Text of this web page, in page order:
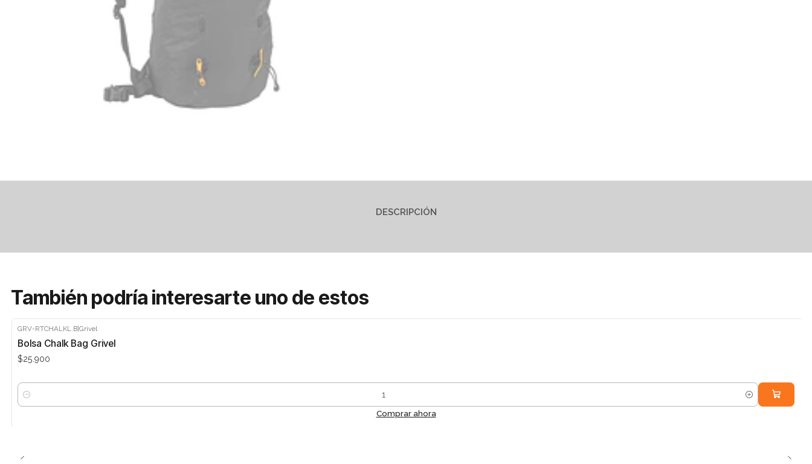
DESCRIPCIÓN
También podría interesarte uno de estos
GRV-RTCHALKL.B|Grivel
Bolsa Chalk Bag Grivel
$25.900
Cantidad
Comprar ahora